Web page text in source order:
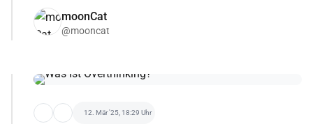
moonCat
@mooncat
12. Mär '25, 18:29 Uhr